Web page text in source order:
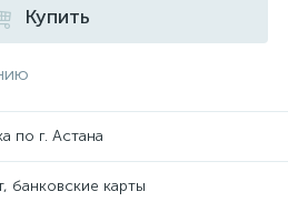
Купить
по г. Астана
банковские карты